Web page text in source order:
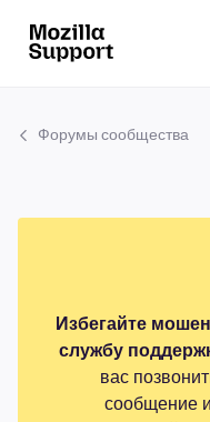
Форумы сообщества
Избегайте
службу
вас
сообщение